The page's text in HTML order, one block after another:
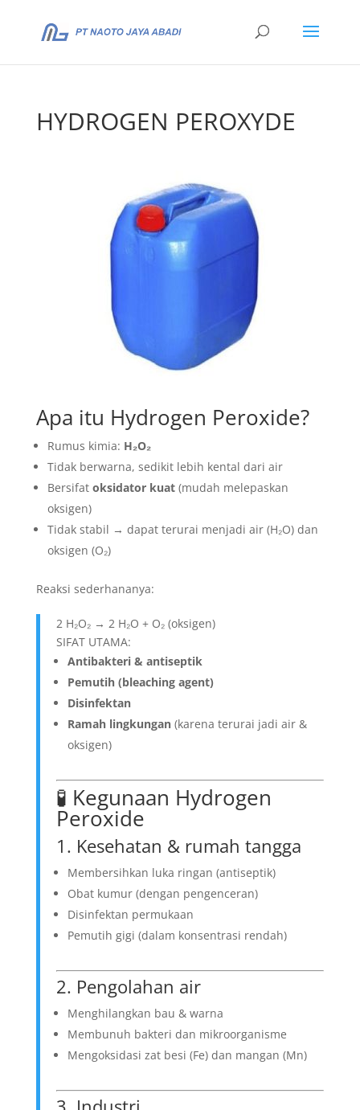
HYDROGEN PEROXYDE
Apa itu Hydrogen Peroxide?
Rumus kimia: H₂O₂
Tidak berwarna, sedikit lebih kental dari air
Bersifat oksidator kuat(mudah melepaskan
oksigen)
Tidak stabil → dapat terurai menjadi air (H₂O) dan
oksigen (O₂)
Reaksi sederhananya:
2 H₂O₂ → 2 H₂O + O₂ (oksigen)
SIFAT UTAMA:
Antibakteri & antiseptik
Pemutih (bleaching agent)
Disinfektan
Ramah lingkungan(karena terurai jadi air &
oksigen)
🧪 Kegunaan Hydrogen
Peroxide
1. Kesehatan & rumah tangga
Membersihkan luka ringan (antiseptik)
Obat kumur (dengan pengenceran)
Disinfektan permukaan
Pemutih gigi (dalam konsentrasi rendah)
2. Pengolahan air
Menghilangkan bau & warna
Membunuh bakteri dan mikroorganisme
Mengoksidasi zat besi (Fe) dan mangan (Mn)